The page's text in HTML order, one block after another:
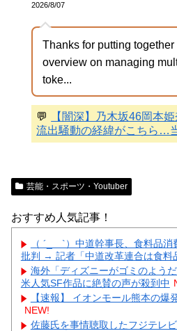
2026/8/07
Thanks for putting
overview on managing
toke...
💬
【闇深】乃木坂46岡本
流出騒動の経緯がこちら…
芸能・スポーツ・Youtuber
おすすめ人気記事！
（ ´_ゝ`）中道幹事長、食料品
批判 → 記者「中道改革連合は食料
海外「ディズニーがゴミのよう
米人気SF作品に絶賛の声が殺到中
【速報】 イオンモール熊本の爆
NEW!
佐藤氏を事情聴取したフジテレ